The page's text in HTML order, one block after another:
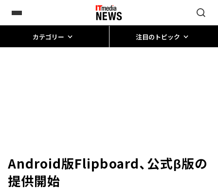
カテゴリー 注目のトピック
Android版Flipboard、公式β版の
提供開始